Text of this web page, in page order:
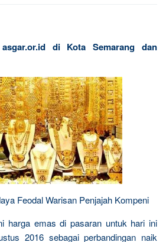
di Kota Semarang dan
Feodal Warisan Penjajah Kompeni
harga emas di pasaran untuk hari ini
2016 sebagai perbandingan naik